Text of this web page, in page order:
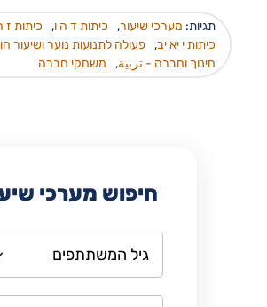
תגיות: מערכי שיעור, כיתות ד ה ו, כיתות ז
כיתות י יא יב, פעולה לתנועות נוער ושיעור
חינוך וחברה - تربية, משחקי חברה
חיפוש מערכי